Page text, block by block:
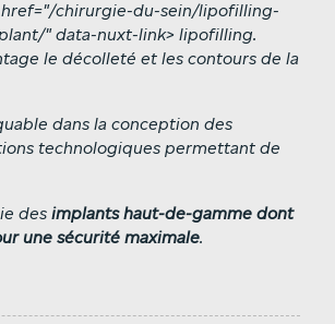
href="/chirurgie-du-sein/lipofilling-
" data-nuxt-link> lipofilling.
le décolleté et les contours de la
dans la conception des
technologiques permettant de
des implants haut-de-gamme dont
une sécurité maximale.